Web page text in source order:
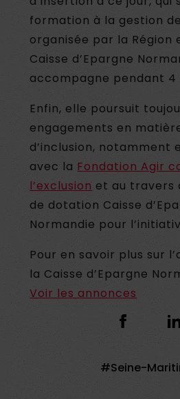
formation à la gestion
organisée par la Région
Caisse d’Epargne
accompagne pendant 4
Enfin, elle poursuit
engagements en
d’inclusion, notamment
avec la Fondation Agir
l’exclusion et au travers
de dotation Caisse
Normandie pour
Pour en savoir plus sur
la Caisse d’Epargne
Voir les annonces
Seine-